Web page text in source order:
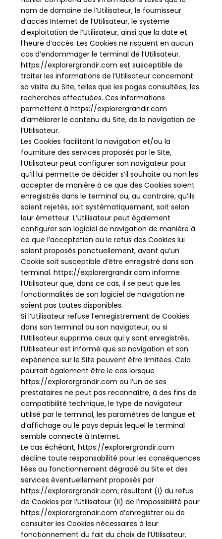
nom de domaine de l’Utilisateur, le fournisseur
d’accès Internet de l’Utilisateur, le système
d’exploitation de l’Utilisateur, ainsi que la date et
l’heure d’accès. Les Cookies ne risquent en aucun
cas d’endommager le terminal de l’Utilisateur.
https://explorergrandir.com est susceptible de
traiter les informations de l’Utilisateur concernant
sa visite du Site, telles que les pages consultées, les
recherches effectuées. Ces informations
permettent à https://explorergrandir.com
d’améliorer le contenu du Site, de la navigation de
l’Utilisateur.
Les Cookies facilitant la navigation et/ou la
fourniture des services proposés par le Site,
l’Utilisateur peut configurer son navigateur pour
qu’il lui permette de décider s’il souhaite ou non les
accepter de manière à ce que des Cookies soient
enregistrés dans le terminal ou, au contraire, qu’ils
soient rejetés, soit systématiquement, soit selon
leur émetteur. L’Utilisateur peut également
configurer son logiciel de navigation de manière à
ce que l’acceptation ou le refus des Cookies lui
soient proposés ponctuellement, avant qu’un
Cookie soit susceptible d’être enregistré dans son
terminal. https://explorergrandir.com informe
l’Utilisateur que, dans ce cas, il se peut que les
fonctionnalités de son logiciel de navigation ne
soient pas toutes disponibles.
Si l’Utilisateur refuse l’enregistrement de Cookies
dans son terminal ou son navigateur, ou si
l’Utilisateur supprime ceux qui y sont enregistrés,
l’Utilisateur est informé que sa navigation et son
expérience sur le Site peuvent être limitées. Cela
pourrait également être le cas lorsque
https://explorergrandir.com ou l’un de ses
prestataires ne peut pas reconnaître, à des fins de
compatibilité technique, le type de navigateur
utilisé par le terminal, les paramètres de langue et
d’affichage ou le pays depuis lequel le terminal
semble connecté à Internet.
Le cas échéant, https://explorergrandir.com
décline toute responsabilité pour les conséquences
liées au fonctionnement dégradé du Site et des
services éventuellement proposés par
https://explorergrandir.com, résultant (i) du refus
de Cookies par l’Utilisateur (ii) de l’impossibilité pour
https://explorergrandir.com d’enregistrer ou de
consulter les Cookies nécessaires à leur
fonctionnement du fait du choix de l’Utilisateur.